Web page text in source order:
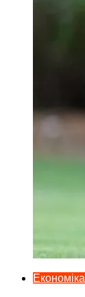
Економіка